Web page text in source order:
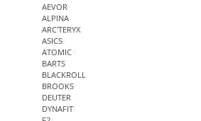
AEVOR
ALPINA
ARC'TERYX
ASICS
ATOMIC
BARTS
BLACKROLL
BROOKS
DEUTER
DYNAFIT